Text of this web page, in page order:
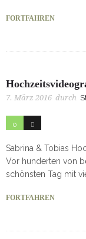
FORTFAHREN
7. März 2016 durch
0 55
Sabrina & Tobias
Vor hunderten von
schönsten Tag mit
FORTFAHREN